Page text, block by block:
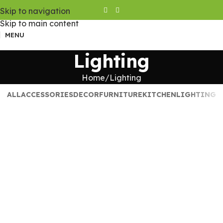
Skip to navigation
Skip to main content
MENU
Lighting
Home Lighting
ALLACCESSORIESDECORFURNITUREKITCHENLIGHTING